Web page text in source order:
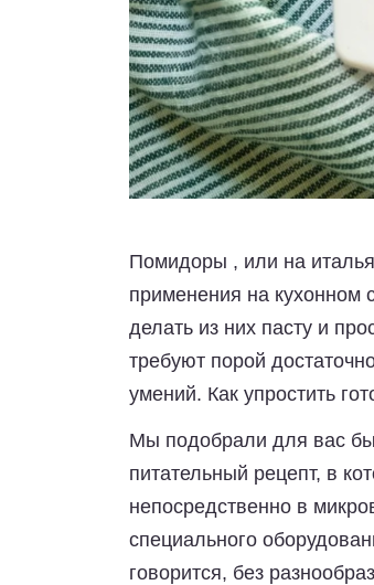
Помидоры , или на
применения на кухонном
делать из них пасту и
требуют порой
умений. Как упростить
Мы подобрали для вас
питательный рецепт, в
непосредственно в
специального
говорится, без